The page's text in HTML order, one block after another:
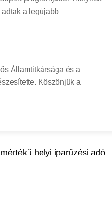
a legújabb
Államtitkársága és a
Köszönjük a
helyi iparűzési adó